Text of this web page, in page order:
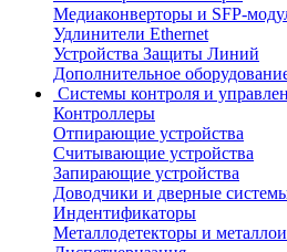
Медиаконверторы и SFP-
Удлинители Ethernet
Устройства Защиты Линий
Дополнительное
Системы контроля и
Контроллеры
Отпирающие устройства
Считывающие устройства
Запирающие устройства
Доводчики и дверные
Индентификаторы
Металлодетекторы и